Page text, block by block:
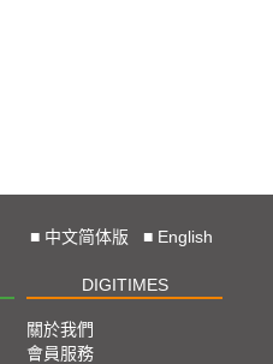
■ 中文简体版 ■ English
DIGITIMES
關於我們
會員服務